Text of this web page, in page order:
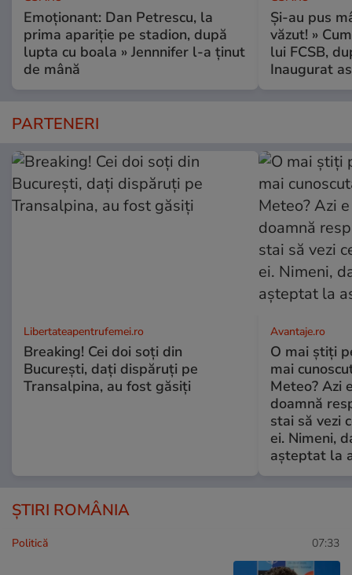
Emoționant: Dan Petrescu, la
prima apariție pe stadion, după
lupta cu boala » Jennnifer l-a ținut
de mână
Și-au pus
văzut! »
lui FCSB,
Inaugurat
PARTENERI
Libertateapentrufemei.ro
Breaking! Cei doi soți din
București, dați dispăruți pe
Transalpina, au fost găsiți
Avantaje.ro
O mai știți
mai
Meteo? Azi
doamnă
stai să vezi
ei. Nimeni,
așteptat la
ȘTIRI ROMÂNIA
Politică 07:33